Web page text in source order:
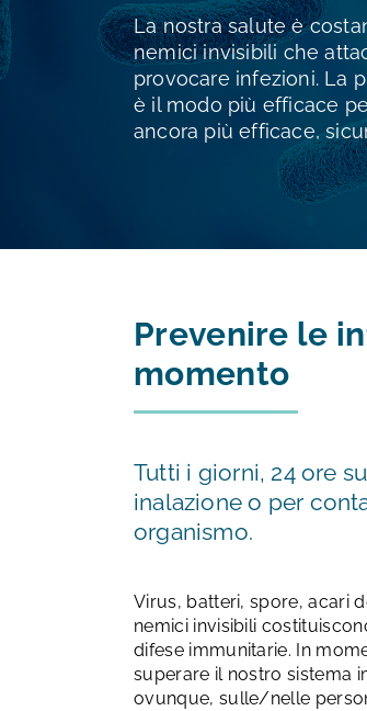
La nostra salute è
nemici invisibili che
provocare infezioni. La
è il modo più efficace
ancora più efficace,
Prevenire le
momento
Tutti i giorni, 24 ore
inalazione o per
organismo.
Virus, batteri, spore, acari
nemici invisibili
difese immunitarie. In
superare il nostro sistema
ovunque, sulle/nelle